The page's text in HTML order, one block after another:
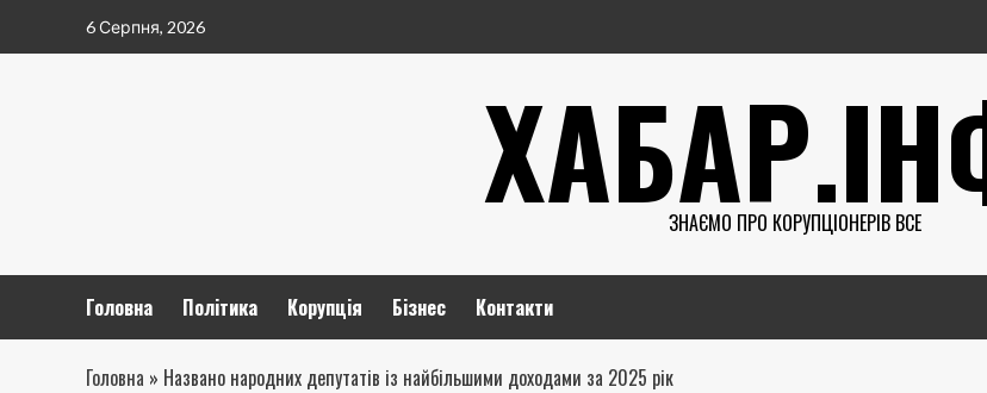
6 Серпня, 2026
ЗНАЄМО ПРО КОРУПЦІОНЕРІВ ВСЕ
Головна Політика Корупція Бізнес Контакти
Головна » Названо народних депутатів із найбільшими доходами за 2025 рік